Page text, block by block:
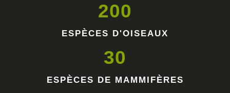
200
ESPÈCES D'OISEAUX
30
ESPÈCES DE MAMMIFÈRES